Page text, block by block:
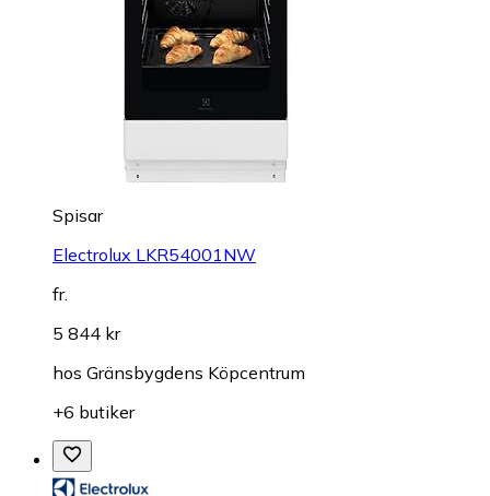
Spisar
Electrolux LKR54001NW
fr.
5 844 kr
hos Gränsbygdens Köpcentrum
+6 butiker